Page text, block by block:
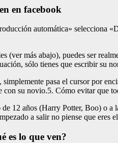
en facebook
automática» selecciona
(ver más abajo), puedes ser
sólo tienes que escribir su
pasa el cursor por
con su novio.5. Cómo evitar que
12 años (Harry Potter, Boo) o
a salir no piense que
es lo que ven?